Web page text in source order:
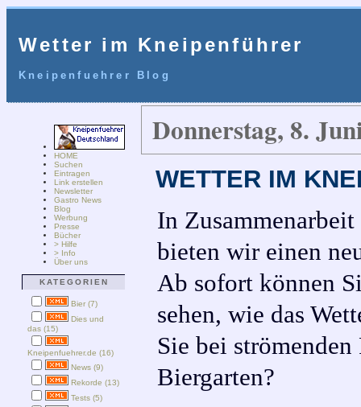
Wetter im Kneipenführer
Kneipenfuehrer Blog
HOME
Suchen
Eintragen
Link erstellen
Newsletter
Gastro News
Blog
Werbung
Presse
Bücher
> Hilfe
> Info
Über uns
KATEGORIEN
Bier (7)
Dies und
das (15)
Kneipenfuehrer.de (16)
News (9)
Rekorde (13)
Tests (5)
Donnerstag, 8.
WETTER IM
In
bieten wir einen
Ab sofort können
sehen, wie das
Sie bei
Biergarten?